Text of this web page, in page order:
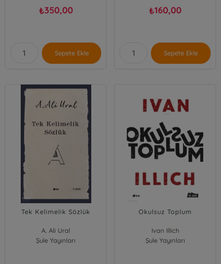
₺350,00
Sepete Ekle
₺160,00
Sepete Ekle
Tek Kelimelik Sözlük
A. Ali Ural
Şule Yayınları
Okulsuz Toplum
Ivan Illich
Şule Yayınları